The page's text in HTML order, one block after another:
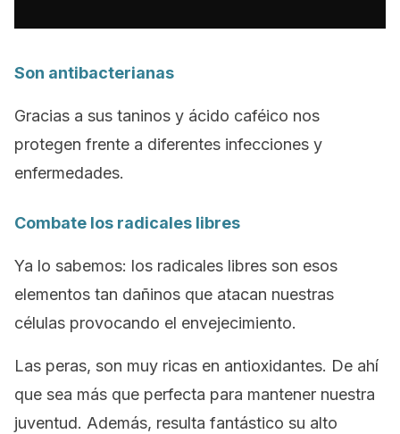
Son antibacterianas
Gracias a sus taninos y ácido caféico nos
protegen frente a diferentes infecciones y
enfermedades.
Combate los radicales libres
Ya lo sabemos: los radicales libres son esos
elementos tan dañinos que atacan nuestras
células provocando el envejecimiento.
Las peras, son muy ricas en antioxidantes. De ahí
que sea más que perfecta para mantener nuestra
juventud. Además, resulta fantástico su alto